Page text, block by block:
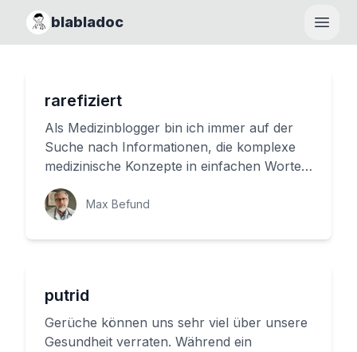
blabladoc
rarefiziert
Als Medizinblogger bin ich immer auf der
Suche nach Informationen, die komplexe
medizinische Konzepte in einfachen Worten
erklären. Heute möchte ich d...
Max Befund
putrid
Gerüche können uns sehr viel über unsere
Gesundheit verraten. Während ein